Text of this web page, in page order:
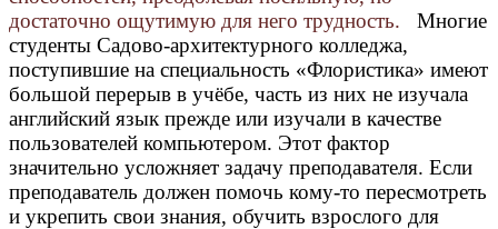
достаточно ощутимую для него трудность. Многие
студенты Садово-архитектурного колледжа,
поступившие на специальность «Флористика» имеют
большой перерыв в учёбе, часть из них не изучала
английский язык прежде или изучали в качестве
пользователей компьютером. Этот фактор
значительно усложняет задачу преподавателя. Если
преподаватель должен помочь кому-то пересмотреть
и укрепить свои знания, обучить взрослого для